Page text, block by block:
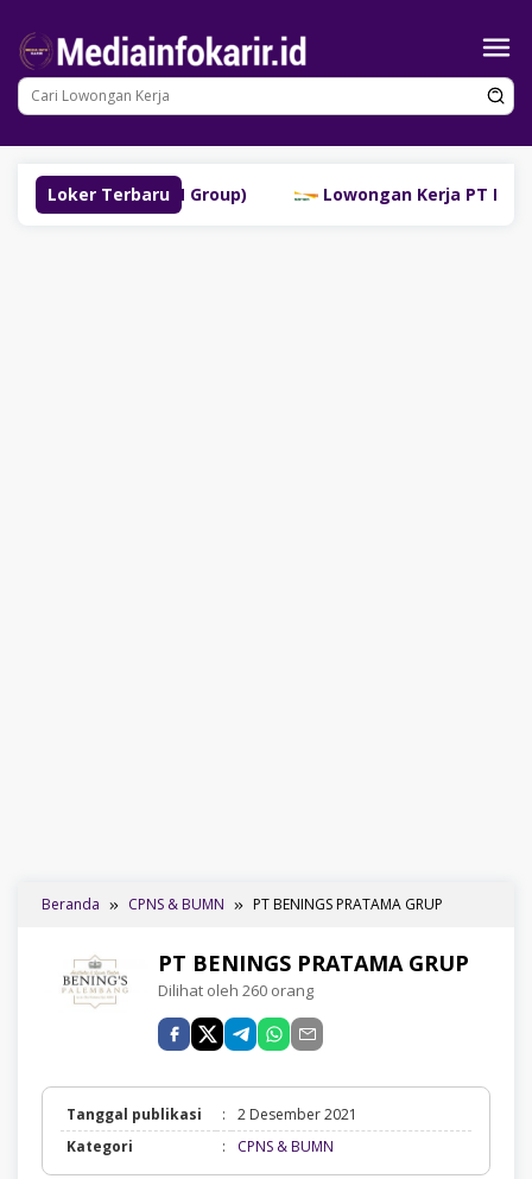
konten
Loker Terbaru
(SM Group) Lowongan Kerja PT Bank
Beranda CPNS & BUMN PT BENINGS PRATAMA GRUP
PT BENINGS PRATAMA GRUP
Dilihat oleh 260 orang
Tanggal publikasi :
2 Desember 2021
Kategori
: CPNS & BUMN